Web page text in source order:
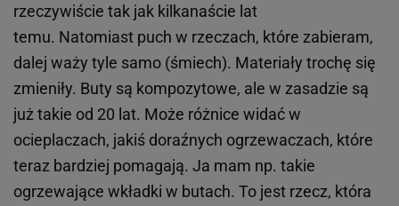
rzeczywiście tak jak kilkanaście lat
temu. Natomiast puch w rzeczach, które zabieram,
dalej waży tyle samo (śmiech). Materiały trochę się
zmieniły. Buty są kompozytowe, ale w zasadzie są
już takie od 20 lat. Może różnice widać w
ocieplaczach, jakiś doraźnych ogrzewaczach, które
teraz bardziej pomagają. Ja mam np. takie
ogrzewające wkładki w butach. To jest rzecz, która